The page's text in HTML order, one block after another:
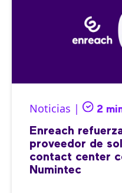
Noticias | 2
Enreach
proveedor de
contact center
Numintec